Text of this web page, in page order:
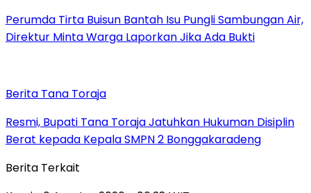
Perumda Tirta Buisun Bantah Isu Pungli Sambungan Air,
Direktur Minta Warga Laporkan Jika Ada Bukti
Berita Tana Toraja
Resmi, Bupati Tana Toraja Jatuhkan Hukuman Disiplin
Berat kepada Kepala SMPN 2 Bonggakaradeng
Berita Terkait